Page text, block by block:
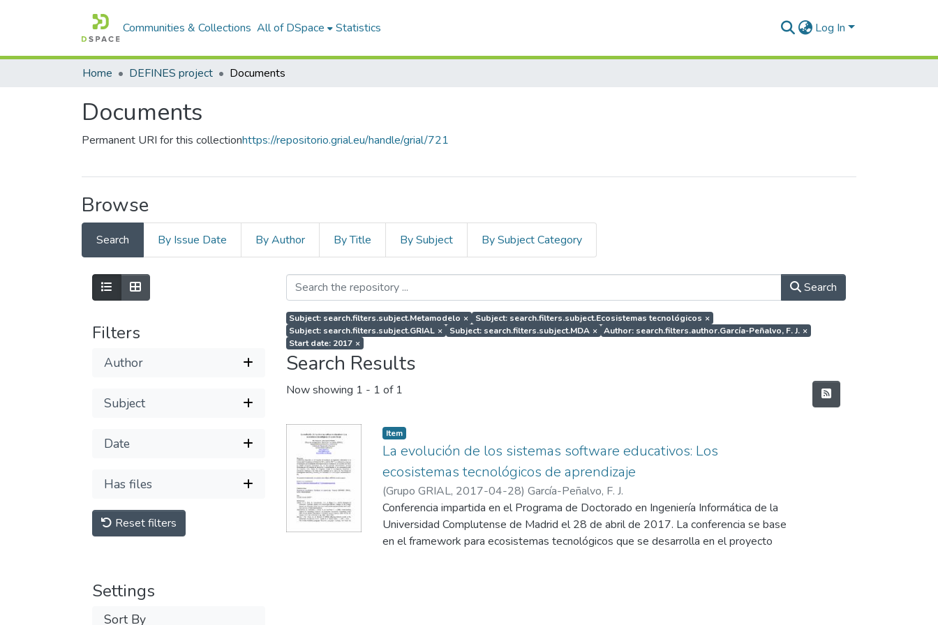
Communities & Collections All of DSpace Statistics Log In
Home DEFINES project Documents
Documents
Permanent URI for this collectionhttps://repositorio.grial.eu/handle/grial/721
Browse
Search By Issue Date By Author By Title By Subject By Subject Category
Filters
Author
Subject
Date
Has files
Reset filters
Settings
Sort By
Search
Subject: search.filters.subject.Metamodelo × Subject: search.filters.subject.Ecosistemas tecnológicos ×
Subject: search.filters.subject.GRIAL × Subject: search.filters.subject.MDA × Author: search.filters.author.García-Peñalvo, F. J. ×
Start date: 2017 ×
Search Results
Now showing 1 - 1 of 1
Item
La evolución de los sistemas software educativos: Los
ecosistemas tecnológicos de aprendizaje
(Grupo GRIAL, 2017-04-28)García-Peñalvo, F. J.
Conferencia impartida en el Programa de Doctorado en Ingeniería Informática de la
Universidad Complutense de Madrid el 28 de abril de 2017. La conferencia se base
en el framework para ecosistemas tecnológicos que se desarrolla en el proyecto